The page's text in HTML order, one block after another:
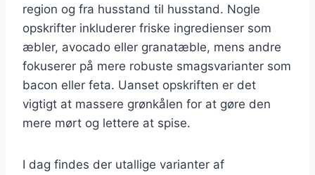
region og fra husstand til husstand. Nogle
opskrifter inkluderer friske ingredienser som
æbler, avocado eller granatæble, mens andre
fokuserer på mere robuste smagsvarianter som
bacon eller feta. Uanset opskriften er det
vigtigt at massere grønkålen for at gøre den
mere mørt og lettere at spise.
I dag findes der utallige varianter af